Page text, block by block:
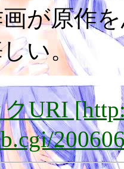
が原作
い。
URI